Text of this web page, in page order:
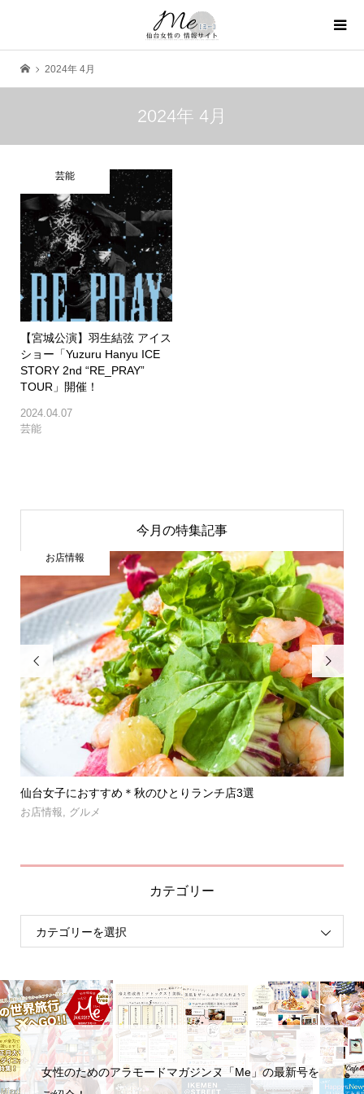
2024年 4月
2024年 4月
芸能
【宮城公演】羽生結弦 アイス
ショー「Yuzuru Hanyu ICE
STORY 2nd “RE_PRAY”
TOUR」開催！
2024.04.07
芸能
今月の特集記事

仙台女子におすすめ＊秋のひとりランチ店3選
お店情報 グルメ
お店情報

カテゴリー
女性のためのアラモードマガジンヌ「Me」の最新号を